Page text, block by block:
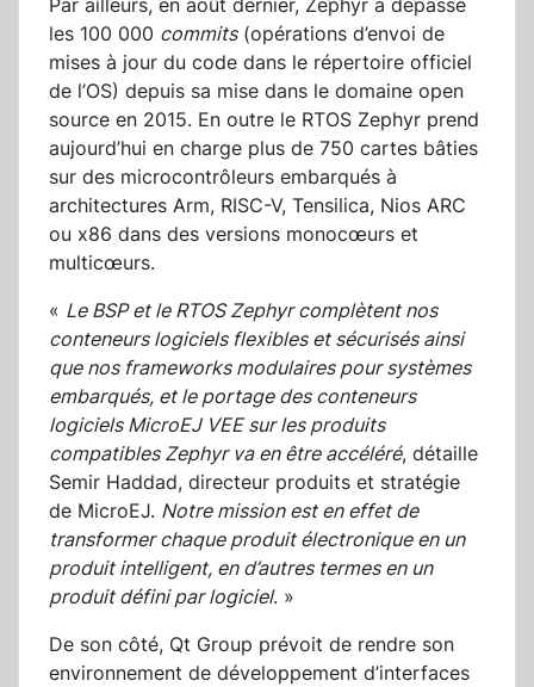
Par ailleurs, en août dernier, Zephyr a dépassé
les 100 000 commits(opérations d’envoi de
mises à jour du code dans le répertoire officiel
de l’OS) depuis sa mise dans le domaine open
source en 2015. En outre le RTOS Zephyr prend
aujourd’hui en charge plus de 750 cartes bâties
sur des microcontrôleurs embarqués à
architectures Arm, RISC-V, Tensilica, Nios ARC
ou x86 dans des versions monocœurs et
multicœurs.
« Le BSP et le RTOS Zephyr complètent nos
conteneurs logiciels flexibles et sécurisés ainsi
que nos frameworks modulaires pour systèmes
embarqués, et le portage des conteneurs
logiciels MicroEJ VEE sur les produits
compatibles Zephyr va en être accéléré, détaille
Semir Haddad, directeur produits et stratégie
de MicroEJ. Notre mission est en effet de
transformer chaque produit électronique en un
produit intelligent, en d’autres termes en un
produit défini par logiciel. »
De son côté, Qt Group prévoit de rendre son
environnement de développement d’interfaces